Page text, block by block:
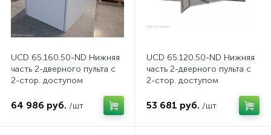
UCD 65.160.50-ND Нижняя
часть 2-дверного пульта с
2-стор. доступом
64 986 руб. /шт
UCD 65.120.50-ND Нижняя
часть 2-дверного пульта с
2-стор. доступом
53 681 руб. /шт